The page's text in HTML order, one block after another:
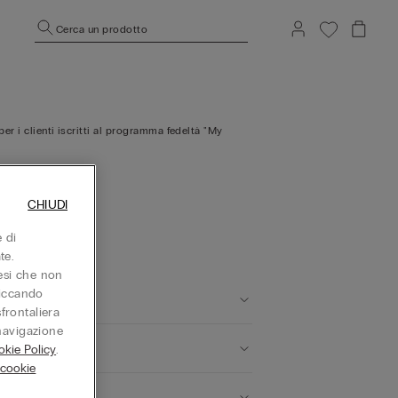
Cerca un prodotto
i clienti iscritti al programma fedeltà "My
di
che non
Policy.
CHIUDI